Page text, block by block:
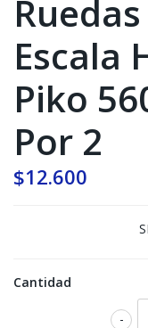
Escala
Piko
Por 2
$12.600
Cantidad
-